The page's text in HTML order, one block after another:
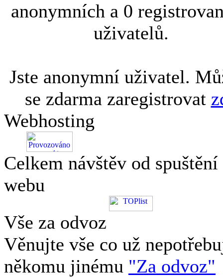
anonymních a 0
uživatelů.
Jste anonymní uživatel.
se zdarma zaregistrovat
Webhosting
Celkem návštěv od spuštění
webu
Vše za odvoz
Věnujte vše co už
někomu jinému "Za odvoz"